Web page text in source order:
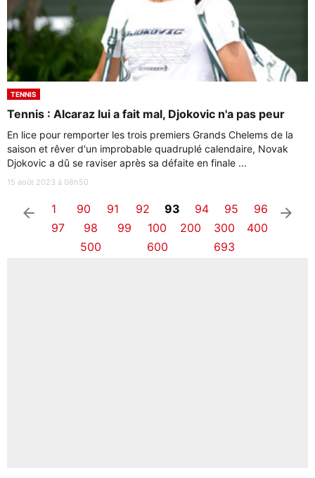
TENNIS
Tennis : Alcaraz lui a fait mal, Djokovic n'a pas peur
En lice pour remporter les trois premiers Grands Chelems de la
saison et rêver d'un improbable quadruplé calendaire, Novak
Djokovic a dû se raviser après sa défaite en finale ...
15 août 2023 à 08h50
arrow_left 1 90 91 92 93 94 95
96
97
98 99 100 200 300
400
500
600 693
arrow_right